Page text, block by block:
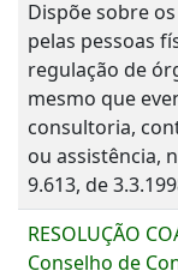
Dispõe sobre
pelas pessoas
regulação de
mesmo que
consultoria,
ou assistência,
9.613, de
RESOLUÇÃO
Conselho de